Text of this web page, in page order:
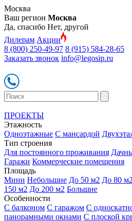
Москва
Ваш регион Москва
Да, спасибо Нет, другой
Дилерам Акции
8 (800) 250-49-97 8 (915) 584-28-65
Заказать звонок info@legosip.ru
ПРОЕКТЫ
Этажность
Одноэтажные С мансардой
Тип строения
Для постоянного проживания
Гаражи Коммерческие помещения
Площадь
Мини Небольшие До 50 м2 До 80 м2
150 м2 До 200 м2 Большие
Особенности
С балконом С гаражом С
панорамными окнами С плоской